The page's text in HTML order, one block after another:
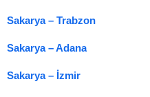
Sakarya – Trabzon
Sakarya – Adana
Sakarya – İzmir